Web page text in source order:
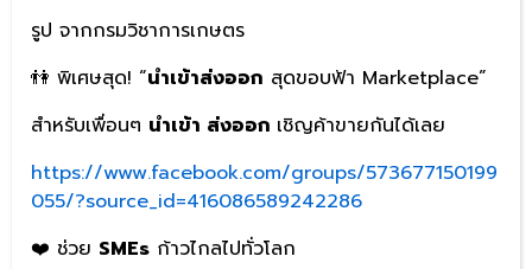
รูป จากกรมวิชาการเกษตร
👫 พิเศษสุด! “นำเข้าส่งออก สุดขอบฟ้า Marketplace”
สำหรับเพื่อนๆ นำเข้า ส่งออก เชิญค้าขายกันได้เลย
https://www.facebook.com/groups/573677150199
055/?source_id=416086589242286
❤️ ช่วย SMEs ก้าวไกลไปทั่วโลก